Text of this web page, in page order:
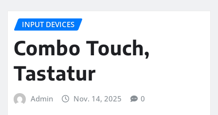
INPUT DEVICES
Combo Touch,
Tastatur
Admin Nov. 14, 2025 0